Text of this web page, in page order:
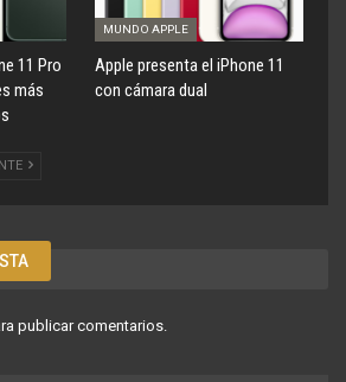
11 Pro
más
MUNDO APPLE
Apple presenta el iPhone 11
con cámara dual
publicar comentarios.